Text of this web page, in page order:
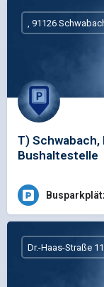
T)
Bushaltestelle
, 91126
Dr.-Haas-Straße